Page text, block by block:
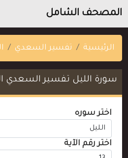
المصحف الشامل
الرئيسية تفسير السعدي
سورة الليل تفسير السعدي
اختر سوره
اختر رقم الآية